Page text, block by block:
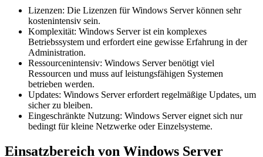
Lizenzen: Die Lizenzen für Windows Server können sehr
kostenintensiv sein.
Komplexität: Windows Server ist ein komplexes
Betriebssystem und erfordert eine gewisse Erfahrung in der
Administration.
Ressourcenintensiv: Windows Server benötigt viel
Ressourcen und muss auf leistungsfähigen Systemen
betrieben werden.
Updates: Windows Server erfordert regelmäßige Updates, um
sicher zu bleiben.
Eingeschränkte Nutzung: Windows Server eignet sich nur
bedingt für kleine Netzwerke oder Einzelsysteme.
Einsatzbereich von Windows Server